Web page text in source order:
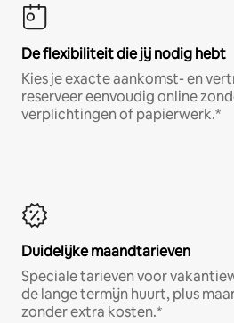
De flexibiliteit die jij nodig hebt
Kies je exacte aankomst- en
reserveer eenvoudig online
verplichtingen of papierwerk.*
Duidelijke maandtarieven
Speciale tarieven voor
de lange termijn huurt, plus
zonder extra kosten.*